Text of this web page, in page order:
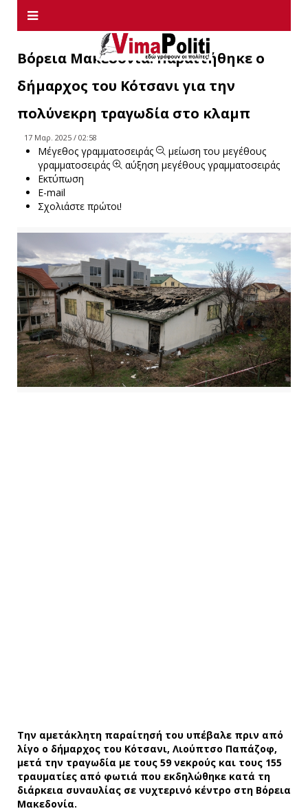
Βόρεια Μακεδονία: Παραιτήθηκε ο
δήμαρχος του Κότσανι για την
πολύνεκρη τραγωδία στο κλαμπ
17 Μαρ. 2025 / 02:58
Μέγεθος γραμματοσειράς
μείωση του μεγέθους
γραμματοσειράς
αύξηση μεγέθους γραμματοσειράς
Εκτύπωση
E-mail
Σχολιάστε πρώτοι!
Την αμετάκλητη παραίτησή του υπέβαλε πριν από
λίγο ο δήμαρχος του Κότσανι, Λιούπτσο Παπάζοφ,
μετά την τραγωδία με τους 59 νεκρούς και τους 155
τραυματίες από φωτιά που εκδηλώθηκε κατά τη
διάρκεια συναυλίας σε νυχτερινό κέντρο στη Βόρεια
Μακεδονία.